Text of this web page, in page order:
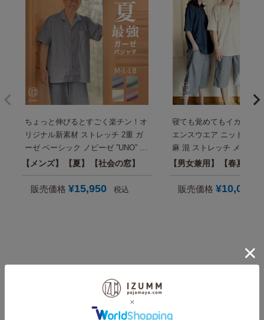
ちょっと伸びるとすごく楽チン！オ
リジナル新素材 ストレッチ 2重 ガ
ーゼ ベーシック ノビーゼ ”UNO” メ
ンズ 半袖 夏 パジャマ （大きいサ
イズも） 実用的 プレゼント にも
おすすめ【国内送料無料】
メンズ 夏 社会の窓
販売価格 ¥15,950 税込
寝ても覚めてもイカして
エンスウエア ニットサッ
麻 混 ストレッチ メンズ
ス 半袖 夏 おしゃれ パジ
タイム セットアップ 男性
日プレゼント にも【国内
男女兼用 春夏秋
販売価格 ¥10,000
夏用メンズパジャマと
ルームウェアをもっと見る